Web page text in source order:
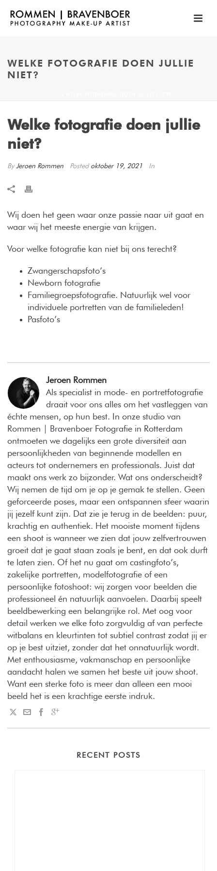
WELKE FOTOGRAFIE DOEN JULLIE
NIET?
Welke fotografie doen jullie
niet?
By Jeroen Rommen Posted oktober 19, 2021 In
Wij doen het geen waar onze passie naar uit gaat en
waar wij het meeste energie van krijgen.
Voor welke fotografie kan niet bij ons terecht?
Zwangerschapsfoto’s
Newborn fotografie
Familiegroepsfotografie. Natuurlijk wel voor
individuele portretten van de familieleden!
Pasfoto’s
Jeroen Rommen
Als specialist in mode- en portretfotografie
draait voor ons alles om het vastleggen van
échte mensen, op hun best. In onze studio van
Rommen | Bravenboer Fotografie in Rotterdam
ontmoeten we dagelijks een grote diversiteit aan
persoonlijkheden van beginnende modellen en
acteurs tot ondernemers en professionals. Juist dat
maakt ons werk zo bijzonder. Wat ons onderscheidt?
Wij nemen de tijd om je op je gemak te stellen. Geen
geforceerde poses, maar een ontspannen sfeer waarin
jij jezelf kunt zijn. Dat zie je terug in de beelden: puur,
krachtig en authentiek. Het mooiste moment tijdens
een shoot is wanneer we zien dat jouw zelfvertrouwen
groeit dat je gaat staan zoals je bent, en dat ook durft
te laten zien. Of het nu gaat om castingfoto’s,
zakelijke portretten, modelfotografie of een
persoonlijke fotoshoot: wij zorgen voor beelden die
professioneel én natuurlijk aanvoelen. Daarbij speelt
beeldbewerking een belangrijke rol. Met oog voor
detail werken we elke foto zorgvuldig af van perfecte
witbalans en kleurtinten tot subtiel contrast zodat jij er
op je best uitziet, zonder dat het onnatuurlijk wordt.
Met enthousiasme, vakmanschap en persoonlijke
aandacht halen we samen het beste uit jouw shoot.
Want een sterke foto is meer dan alleen een mooi
beeld het is een krachtige eerste indruk.
RECENT POSTS